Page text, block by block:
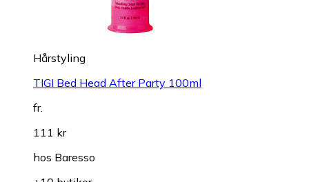
Hårstyling
TIGI Bed Head After Party 100ml
fr.
111 kr
hos Baresso